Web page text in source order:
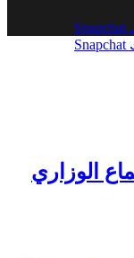
Snapchat
Snapchat
الوزاري